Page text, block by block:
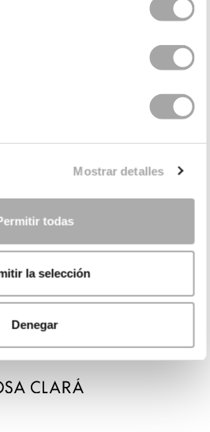
Mostrar detalles
todas
la selección
Denegar